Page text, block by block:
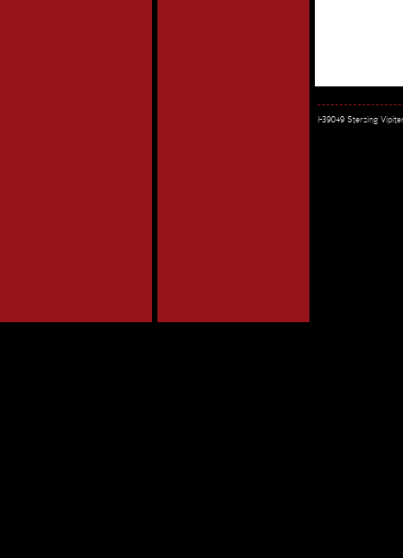
I-39049 Sterzing